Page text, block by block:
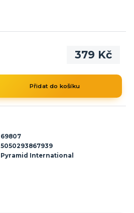
379 Kč
Přidat do košíku
69807
5050293867939
Pyramid International